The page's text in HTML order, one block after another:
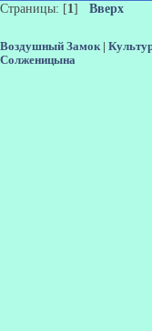
Страницы: [1] Вверх
Воздушный Замок|
Солженицына